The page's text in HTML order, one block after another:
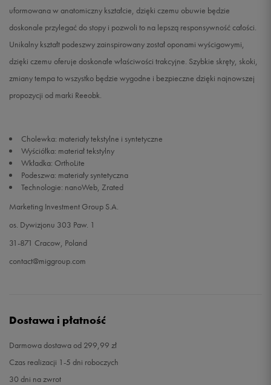
uformowana w anatomiczny kształcie, dzięki czemu obuwie będzie
doskonale przylegać do stopy i pozwoli to na lepszą responsywność całości.
Unikalny kształt podeszwy zainspirowany został oponami wyścigowymi,
dzięki czemu oferuje doskonałe właściwości trakcyjne. Szybkie skręty, skoki,
zmiany tempa to wszystko będzie wygodne i bezpieczne dzięki najnowszej
propozycji od marki Reeobk.
Cholewka: materiały tekstylne i syntetyczne
Wyściółka: materiał tekstylny
Wkładka: OrthoLite
Podeszwa: materiały syntetyczna
Technologie: nanoWeb, Zrated
Marketing Investment Group S.A.
os. Dywizjonu 303 Paw. 1
31-871 Cracow, Poland
contact@miggroup.com
Dostawa i płatność
Darmowa dostawa od 299,99 zł
Czas realizacji 1-5 dni roboczych
30 dni na zwrot